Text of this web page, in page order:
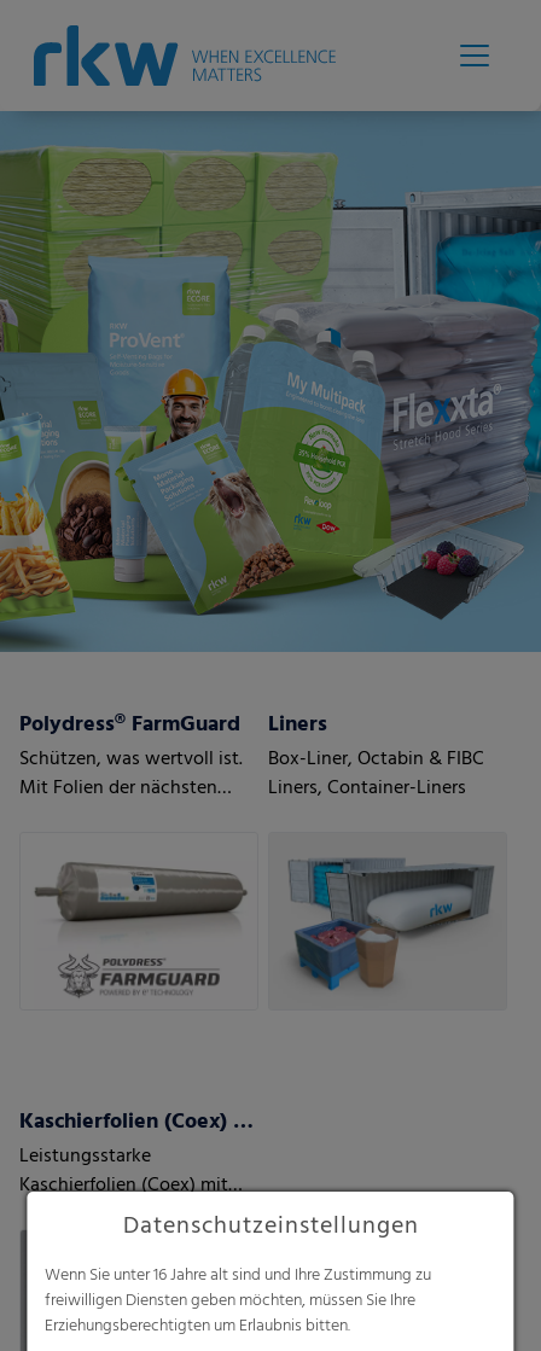
Polydress® FarmGuard
Schützen, was wertvoll ist.
Mit Folien der nächsten
Liners
Box-Liner, Octabin & FIBC
Liners, Container-Liners
Kaschierfolien (Coex) mit/ohne Barriere
Leistungsstarke
Kaschierfolien (Coex) mit
und ohne BarriereDatenschutzeinstellungen
Wenn Sie unter 16 Jahre alt sind und Ihre Zustimmung zu
freiwilligen Diensten geben möchten, müssen Sie Ihre
Erziehungsberechtigten um Erlaubnis bitten.